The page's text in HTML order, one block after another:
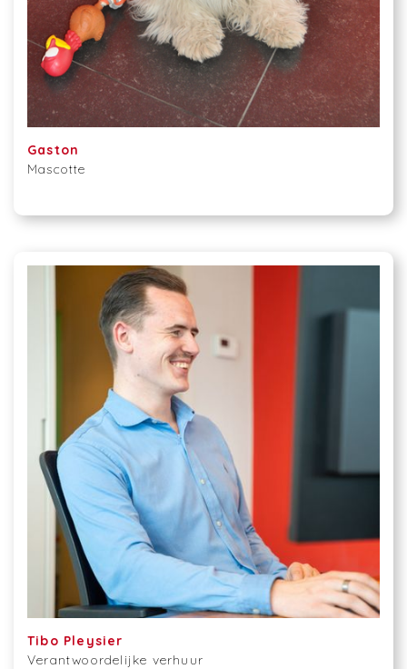
Gaston
Mascotte
Tibo Pleysier
Verantwoordelijke verhuur